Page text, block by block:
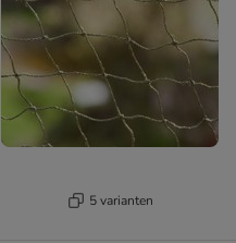
5 varianten